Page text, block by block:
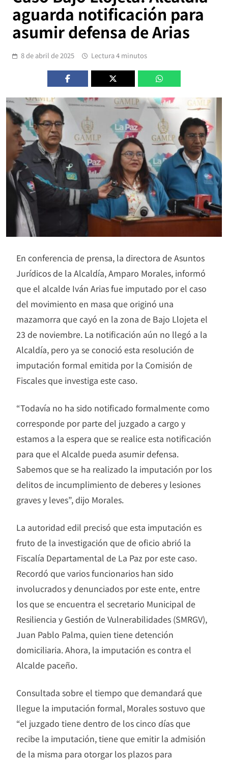
aguarda notificación para
asumir defensa de Arias
8 de abril de 2025 Lectura 4 minutos
En conferencia de prensa, la directora de Asuntos
Jurídicos de la Alcaldía, Amparo Morales, informó
que el alcalde Iván Arias fue imputado por el caso
del movimiento en masa que originó una
mazamorra que cayó en la zona de Bajo Llojeta el
23 de noviembre. La notificación aún no llegó a la
Alcaldía, pero ya se conoció esta resolución de
imputación formal emitida por la Comisión de
Fiscales que investiga este caso.
“Todavía no ha sido notificado formalmente como
corresponde por parte del juzgado a cargo y
estamos a la espera que se realice esta notificación
para que el Alcalde pueda asumir defensa.
Sabemos que se ha realizado la imputación por los
delitos de incumplimiento de deberes y lesiones
graves y leves”, dijo Morales.
La autoridad edil precisó que esta imputación es
fruto de la investigación que de oficio abrió la
Fiscalía Departamental de La Paz por este caso.
Recordó que varios funcionarios han sido
involucrados y denunciados por este ente, entre
los que se encuentra el secretario Municipal de
Resiliencia y Gestión de Vulnerabilidades (SMRGV),
Juan Pablo Palma, quien tiene detención
domiciliaria. Ahora, la imputación es contra el
Alcalde paceño.
Consultada sobre el tiempo que demandará que
llegue la imputación formal, Morales sostuvo que
“el juzgado tiene dentro de los cinco días que
recibe la imputación, tiene que emitir la admisión
de la misma para otorgar los plazos para